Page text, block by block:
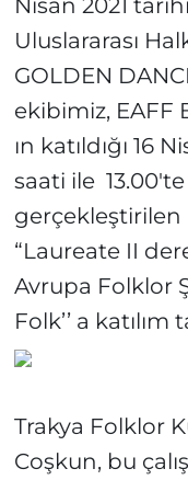
Nisan 2021
Uluslararası
GOLDEN
ekibimiz, EAFF
ın katıldığı 16
saati ile
gerçekleştirilen
“Laureate II
Avrupa Folklor
Folk’’ a
Trakya Folklor
Coşkun, bu